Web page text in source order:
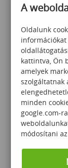
A
Oldalunk
kattintva, Ön
amelyek
szolgáltatnak
minden
google.com-
módosítani